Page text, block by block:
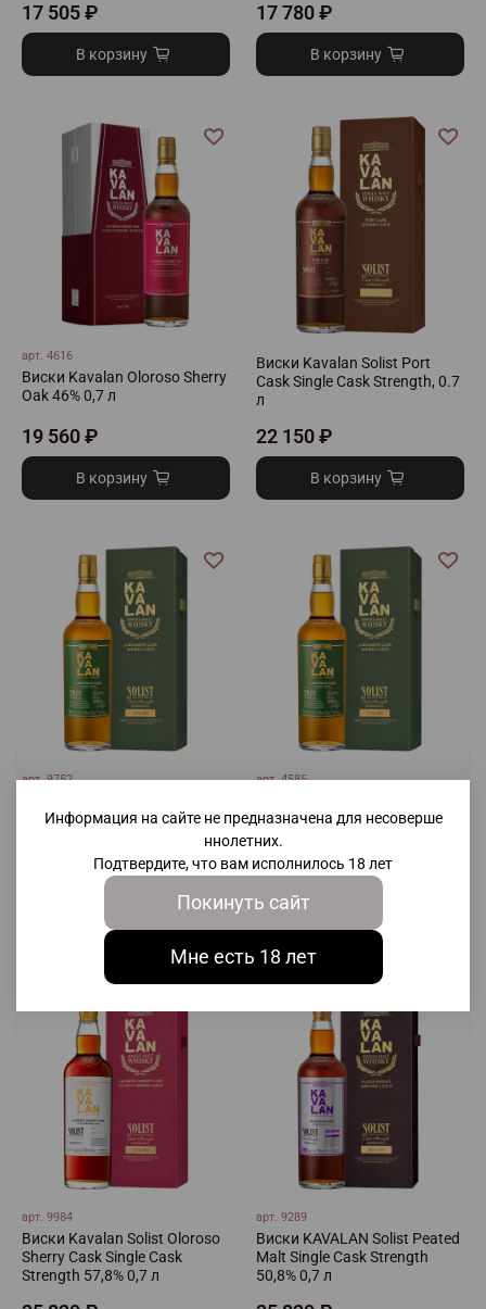
17 505 ₽
В корзину
17 780 ₽
В корзину
арт.4616
Виски Kavalan Oloroso Sherry
Oak 46% 0,7 л
19 560 ₽
В корзину
Виски Kavalan Solist Port
Cask Single Cask Strength, 0.7
л
22 150 ₽
В корзину
арт.9752
Bourbon Cask Single Cask
22 940 ₽
В корзину
арт.4585
Bourbon Cask Single Cask
Strength 57,1% 0,7 л
22 940 ₽
В корзину
арт.9984
Виски Kavalan Solist Oloroso
Sherry Cask Single Cask
Strength 57,8% 0,7 л
арт.9289
Виски KAVALAN Solist Peated
Malt Single Cask Strength
50,8% 0,7 л
Информация на сайте не предназначена для несоверше
ннолетних.
Подтвердите, что вам исполнилось 18 лет
Покинуть сайт
Мне есть 18 лет